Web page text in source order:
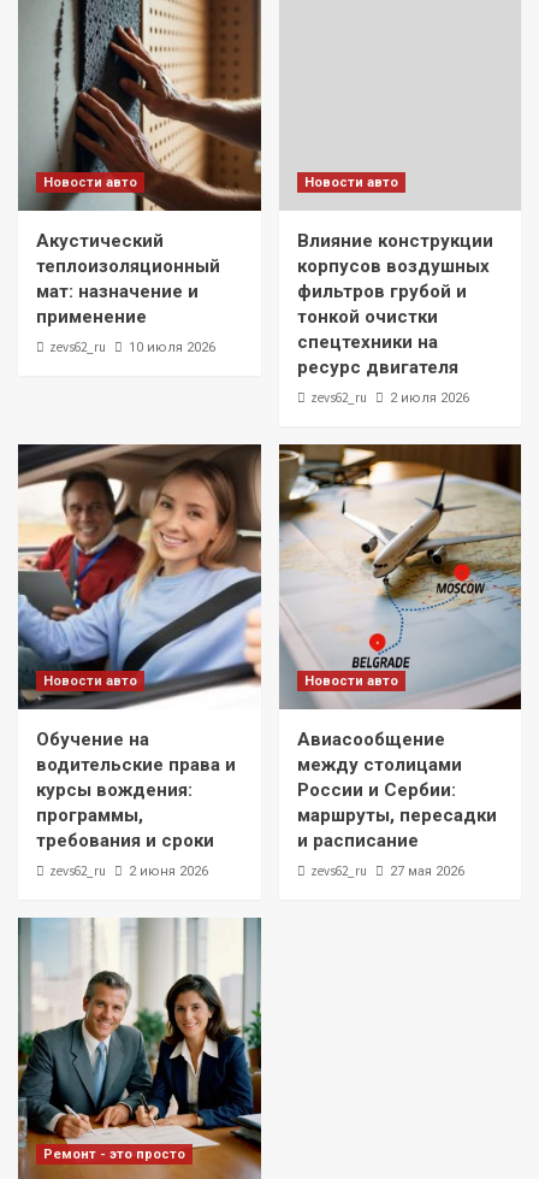
Новости авто
Акустический
теплоизоляционный
мат: назначение и
применение
zevs62_ru 10 июля 2026
Новости авто
Влияние конструкции
корпусов воздушных
фильтров грубой и
тонкой очистки
спецтехники на
ресурс двигателя
zevs62_ru 2 июля 2026
Новости авто
Обучение на
водительские права и
курсы вождения:
программы,
требования и сроки
zevs62_ru 2 июня 2026
Новости авто
Авиасообщение
между столицами
России и Сербии:
маршруты, пересадки
и расписание
zevs62_ru 27 мая 2026
Ремонт - это просто